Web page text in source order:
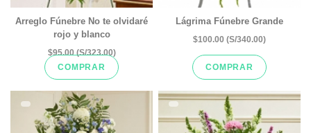
Arreglo Fúnebre No te olvidaré
rojo y blanco
$95.00 (S/323.00)
COMPRAR
Lágrima Fúnebre Grande
$100.00 (S/340.00)
COMPRAR